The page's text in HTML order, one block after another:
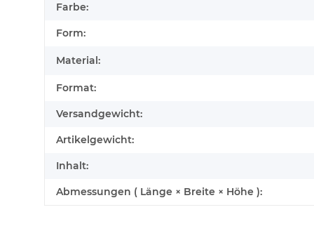
Farbe:
Form:
Material:
Format:
Versandgewicht:
Artikelgewicht:
Inhalt:
Abmessungen ( Länge × Breite × Höhe ):